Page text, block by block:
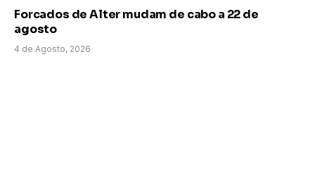
Forcados de Alter mudam de cabo a 22 de
agosto
4 de Agosto, 2026